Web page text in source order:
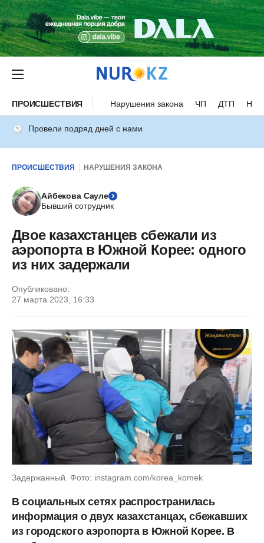
ПРОИСШЕСТВИЯ Нарушения закона ЧП ДТП
Провели подряд дней с нами
ПРОИСШЕСТВИЯ НАРУШЕНИЯ ЗАКОНА
Айбекова Сауле
Бывший сотрудник
Двое казахстанцев сбежали из
аэропорта в Южной Корее: одного
из них задержали
Опубликовано:
27 марта 2023, 16:33
Задержанный. Фото: instagram.com/korea_komek
В социальных сетях распространилась
информация о двух казахстанцах, сбежавших
из городского аэропорта в Южной Корее. В